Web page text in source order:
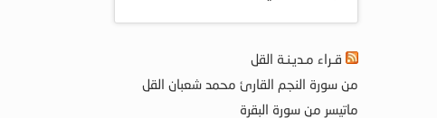
قـراء مـديـنـة القل
من سورة النجم القارئ محمد شعبان القل
ماتيسر من سورة البقرة